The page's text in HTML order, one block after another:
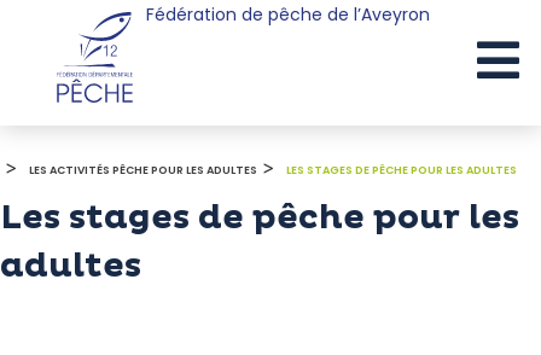
Fédération de pêche de l’Aveyron
> LES ACTIVITÉS PÊCHE POUR LES ADULTES > LES STAGES DE PÊCHE POUR LES ADULTES
Les stages de pêche pour les
adultes
Cookies management panel